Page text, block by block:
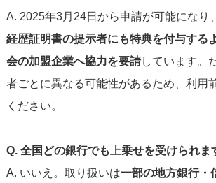
A. 2025年3月24日から申請が可能になり
経歴証明書の提示者にも特典を付与する
会の加盟企業へ協力を要請しています。
者ごとに異なる可能性があるため、利用
ください。
Q. 全国どの銀行でも上乗せを受けられま
A. いいえ。取り扱いは一部の地方銀行・